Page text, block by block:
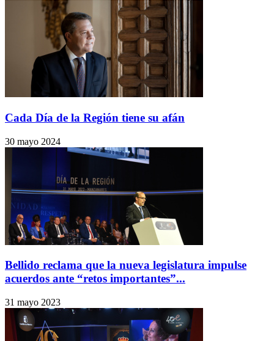
Cada Día de la Región tiene su afán
30 mayo 2024
Bellido reclama que la nueva legislatura impulse
acuerdos ante “retos importantes”...
31 mayo 2023